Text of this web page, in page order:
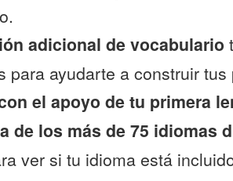
adicional de vocabulario
para ayudarte a construir
el apoyo de tu primera
de los más de 75 idiomas
ver si tu idioma está